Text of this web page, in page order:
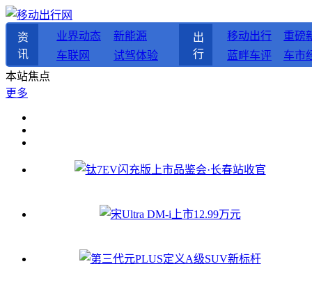
资
讯
业界动态
新能源
车联网
试驾体验
出
行
移动出行
重磅
蓝畔车评
车市
本站焦点
更多